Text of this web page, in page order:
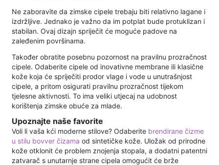
Ne zaboravite da zimske cipele trebaju biti relativno lagane i
izdržljive. Jednako je važno da im potplat bude protuklizan i
stabilan. Ovaj dizajn spriječit će moguće padove na
zaleđenim površinama.
Također obratite posebnu pozornost na pravilnu prozračnost
cipele. Odaberite cipele od inovativne membrane ili klasične
kože koja će spriječiti prodor vlage i vode u unutrašnjost
cipele, a pritom osigurati pravilnu prozračnost tijekom
tjelesne aktivnosti. To ima veliki utjecaj na udobnost
korištenja zimske obuće za mlade.
Upoznajte naše favorite
Voli li vaša kći moderne stilove? Odaberite brendirane čizme
u stilu bovver čizama od sintetičke kože. Uložak od prirodne
kože otklonit će problem znojenja stopala, a dodatni patentni
zatvarač s unutarnje strane cipela omogućit će brže